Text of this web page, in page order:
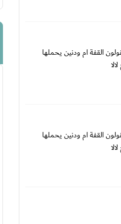
القفة ام ودنين يحملها
القفة ام ودنين يحملها